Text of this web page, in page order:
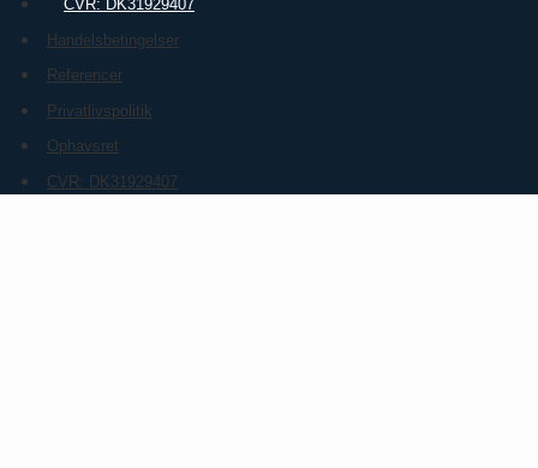
CVR: DK31929407
Handelsbetingelser
Referencer
Privatlivspolitik
Ophavsret
CVR: DK31929407